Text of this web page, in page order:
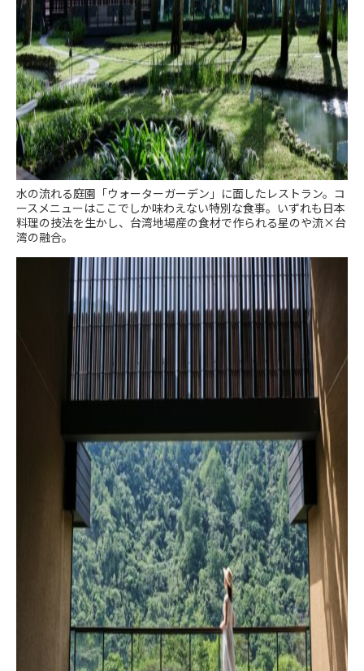
水の流れる庭園「ウォーターガーデン」に面したレストラン。コ
ースメニューはここでしか味わえない特別な食事。いずれも日本
料理の技法を生かし、台湾地場産の食材で作られる星のや流×台
湾の融合。